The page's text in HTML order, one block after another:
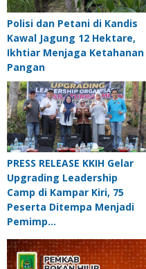
Polisi dan Petani di Kandis
Kawal Jagung 12 Hektare,
Ikhtiar Menjaga Ketahanan
Pangan
PRESS RELEASE KKIH Gelar
Upgrading Leadership
Camp di Kampar Kiri, 75
Peserta Ditempa Menjadi
Pemimp…